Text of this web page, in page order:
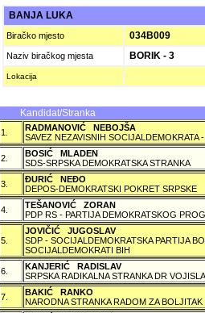
BANJA LUKA
Biračko mjesto 034B009
Naziv biračkog mjesta BORIK - 3
Lokacija
Kandidat/Stranka
1.
RADMANOVIĆ NEBOJŠA
SAVEZ NEZAVISNIH SOCIJALDEMOKRATA
2.
BOSIĆ MLADEN
SDS-SRPSKA DEMOKRATSKA STRANKA
3.
ÐURIĆ NEÐO
DEPOS-DEMOKRATSKI POKRET SRPSKE
4.
TEŠANOVIĆ ZORAN
PDP RS - PARTIJA DEMOKRATSKOG
5.
JOVIČIĆ JUGOSLAV
SDP - SOCIJALDEMOKRATSKA PARTIJA
SOCIJALDEMOKRATI BIH
6.
KANJERIĆ RADISLAV
SRPSKA RADIKALNA STRANKA DR
7.
BAKIĆ RANKO
NARODNA STRANKA RADOM ZA BOLJITAK